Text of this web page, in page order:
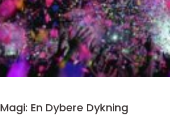
En Dybere Dykning